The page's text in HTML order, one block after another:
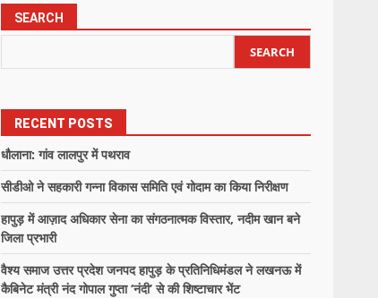
SEARCH
SEARCH
RECENT POSTS
धौलाना: गांव लालपुर में पथराव
सीडीओ ने सहकारी गन्ना विकास समिति एवं गोदाम का किया निरीक्षण
हापुड़ में आज़ाद अधिकार सेना का संगठनात्मक विस्तार, नदीम खान बने
जिला प्रभारी
वैश्य समाज उत्तर प्रदेश जनपद हापुड़ के प्रतिनिधिमंडल ने लखनऊ में
कैबिनेट मंत्री नंद गोपाल गुप्ता ‘नंदी’ से की शिष्टाचार भेंट